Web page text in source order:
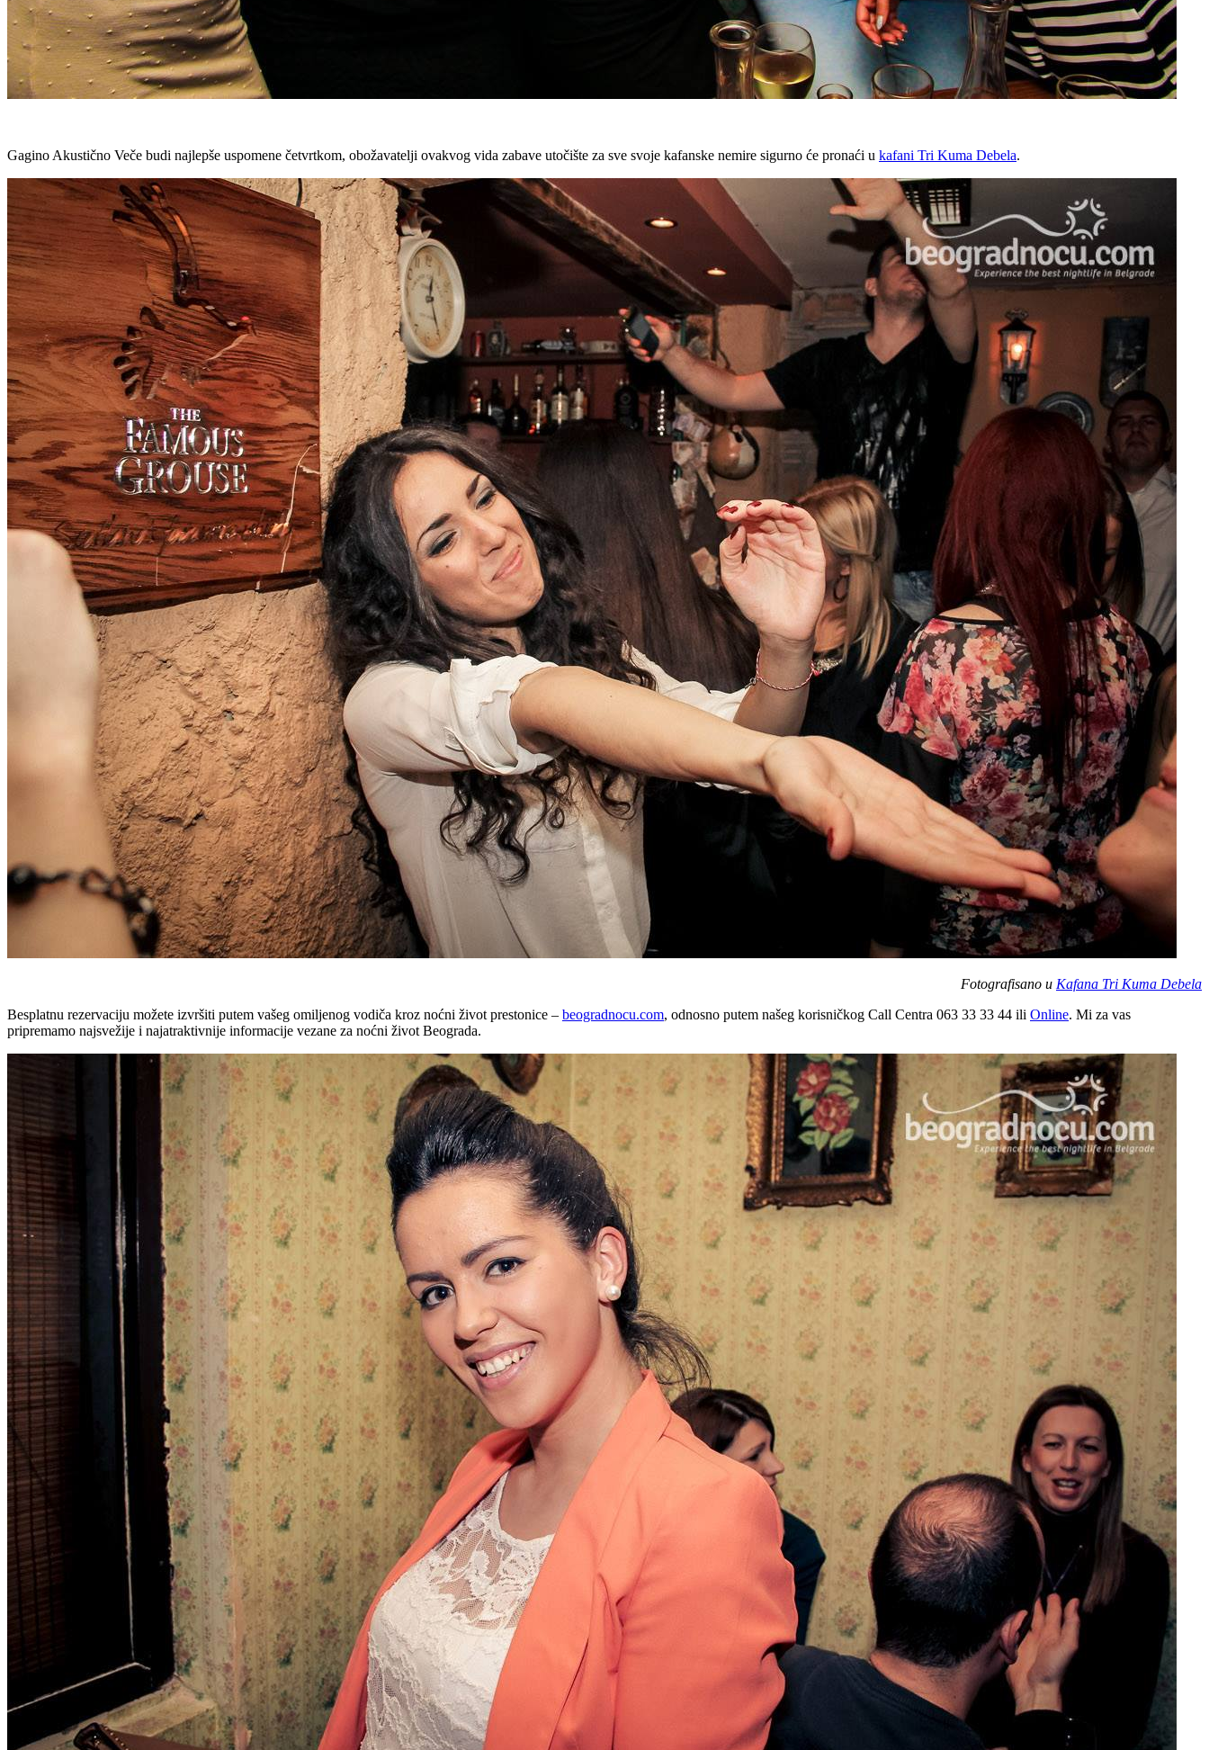
Gagino Akustično Veče budi najlepše uspomene četvrtkom, obožavatelji ovakvog vida zabave utočište za sve svoje kafanske nemire sigurno će pronaći u kafani Tri Kuma Debela.
Fotografisano u Kafana Tri Kuma Debela
Besplatnu rezervaciju možete izvršiti putem vašeg omiljenog vodiča kroz noćni život prestonice – beogradnocu.com, odnosno putem našeg korisničkog Call Centra 063 33 33 44 ili Online. Mi za vas
pripremamo najsvežije i najatraktivnije informacije vezane za noćni život Beograda.